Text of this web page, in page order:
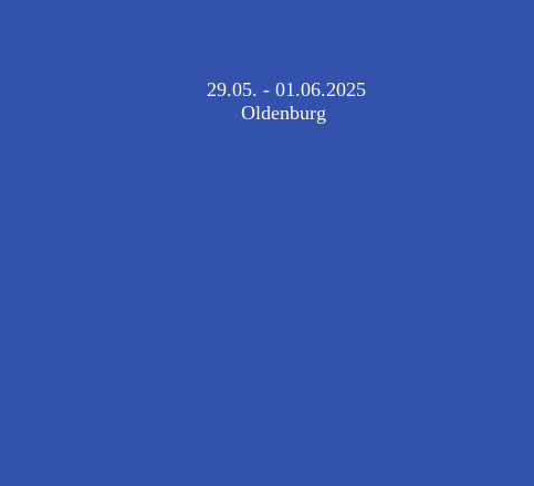
29.05. - 01.06.2025
Oldenburg